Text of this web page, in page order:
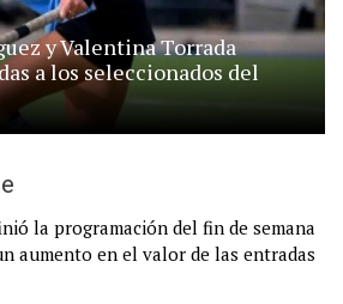
y Valentina Torrada
a los seleccionados del
la programación del fin de semana
aumento en el valor de las entradas